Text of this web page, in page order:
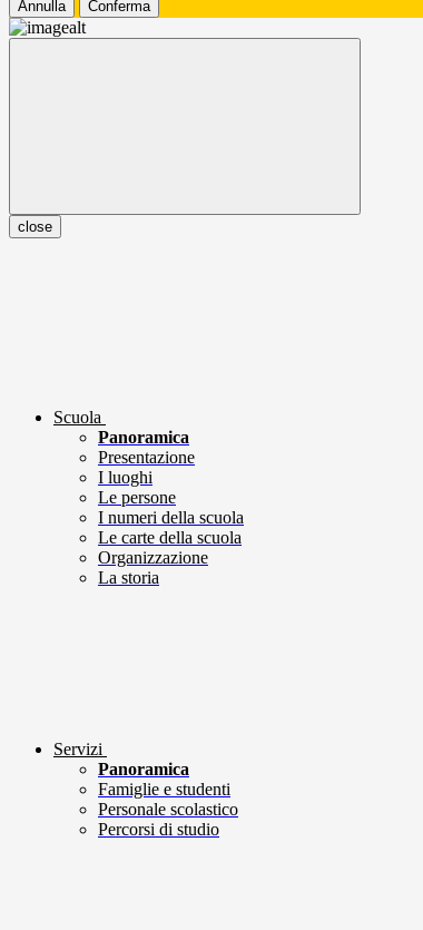
Annulla Conferma
close
Scuola
Panoramica
Presentazione
I luoghi
Le persone
I numeri della scuola
Le carte della scuola
Organizzazione
La storia
Servizi
Panoramica
Famiglie e studenti
Personale scolastico
Percorsi di studio